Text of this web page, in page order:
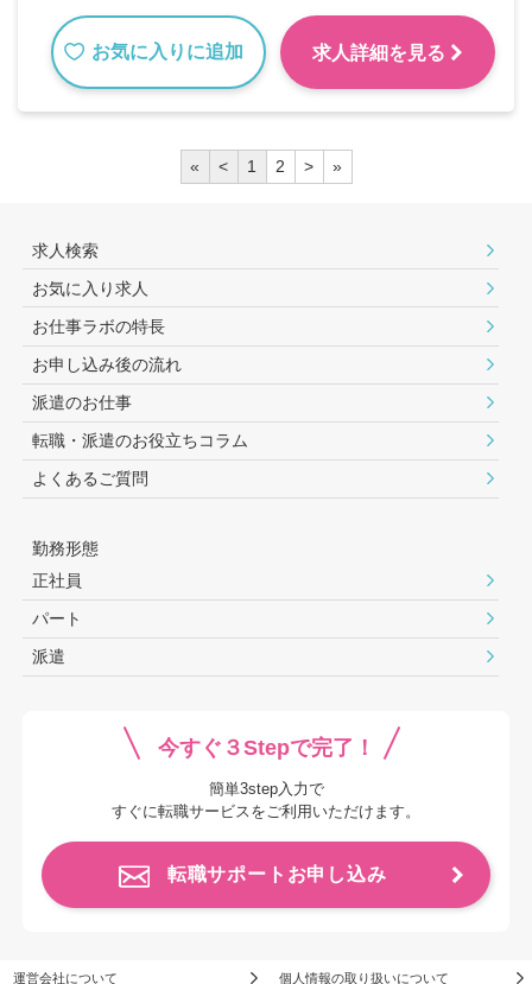
お気に入りに追加 求人詳細を見る
« < 1 2 > »
求人検索
お気に入り求人
お仕事ラボの特長
お申し込み後の流れ
派遣のお仕事
転職・派遣のお役⽴ちコラム
よくあるご質問
勤務形態
正社員
パート
派遣
今すぐ３Stepで完了！
簡単3step入力で
すぐに転職サービスをご利用いただけます。
転職サポートお申し込み
運営会社について 個人情報の取り扱いについて